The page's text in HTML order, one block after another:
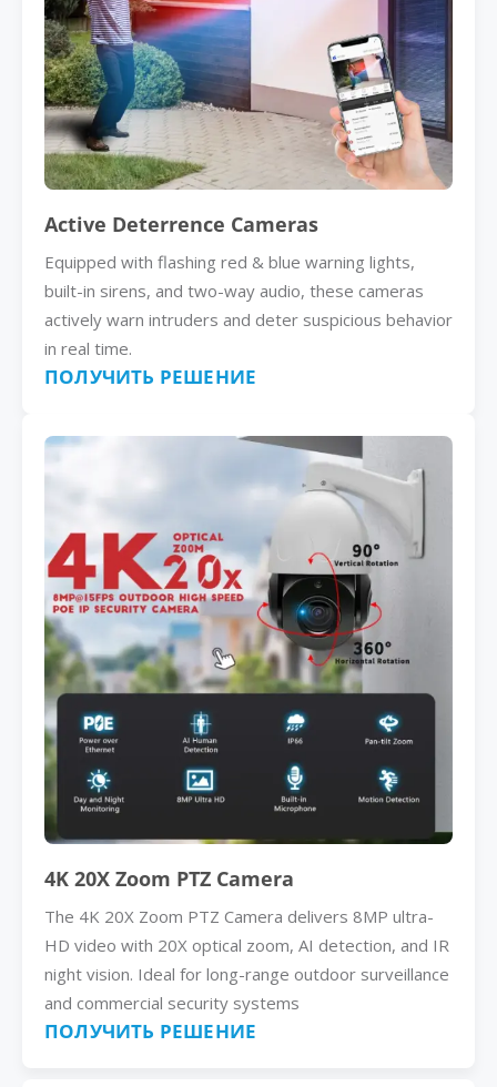
Active Deterrence Cameras
Equipped with flashing red & blue warning lights,
built-in sirens, and two-way audio, these cameras
actively warn intruders and deter suspicious behavior
in real time.
ПОЛУЧИТЬ РЕШЕНИЕ
4K 20X Zoom PTZ Camera
The 4K 20X Zoom PTZ Camera delivers 8MP ultra-
HD video with 20X optical zoom, AI detection, and IR
night vision. Ideal for long-range outdoor surveillance
and commercial security systems
ПОЛУЧИТЬ РЕШЕНИЕ